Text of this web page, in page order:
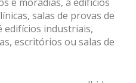
salas de provas de
edifícios industriais,
escritórios ou salas de